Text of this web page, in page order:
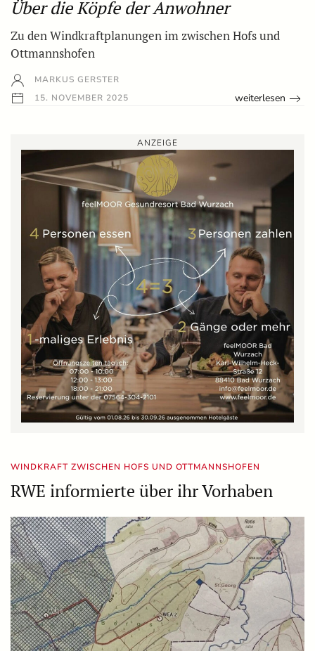
Über die Köpfe der Anwohner
Zu den Windkraftplanungen im zwischen Hofs und
Ottmannshofen
MARKUS GERSTER
15. NOVEMBER 2025
weiterlesen
ANZEIGE
WINDKRAFT ZWISCHEN HOFS UND OTTMANNSHOFEN
RWE informierte über ihr Vorhaben